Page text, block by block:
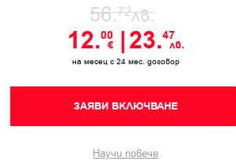
56.72лв.
12.00
€ |23.47
лв.
на месец с 24 мес. договор
ЗАЯВИ ВКЛЮЧВАНЕ
Научи повече